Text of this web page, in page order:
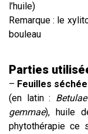
l’huile)
Remarque : le
bouleau
Parties
– Feuilles
(en latin :
gemmae), huile
phytothérapie ce